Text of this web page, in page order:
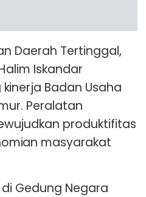
Daerah Tertinggal,
Iskandar
Badan Usaha
Peralatan
produktifitas
masyarakat
Gedung Negara